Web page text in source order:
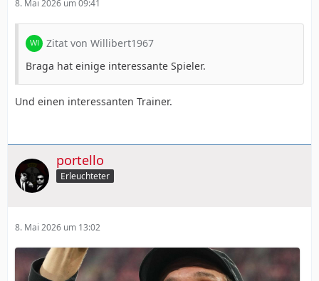
8. Mai 2026 um 09:41
Zitat von Willibert1967
Braga hat einige interessante Spieler.
Und einen interessanten Trainer.
portello
Erleuchteter
8. Mai 2026 um 13:02